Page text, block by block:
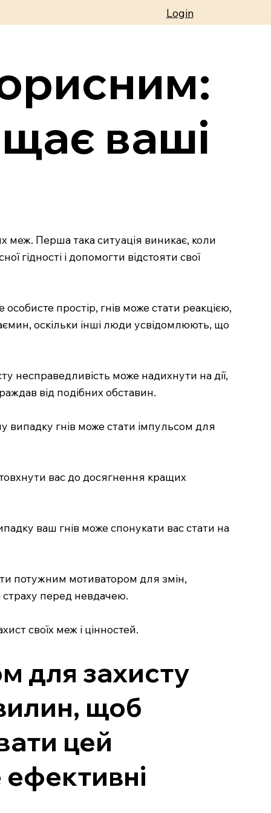
Login
ваші
меж. Перша така ситуація виникає, коли
гідності і допомогти відстояти свої
простір, гнів може стати реакцією,
оскільки інші люди усвідомлюють, що
несправедливість може надихнути на дії,
від подібних обставин.
випадку гнів може стати імпульсом для
вас до досягнення кращих
ваш гнів може спонукати вас стати на
потужним мотиватором для змін,
страху перед невдачею.
своїх меж і цінностей.
для захисту
щоб
цей